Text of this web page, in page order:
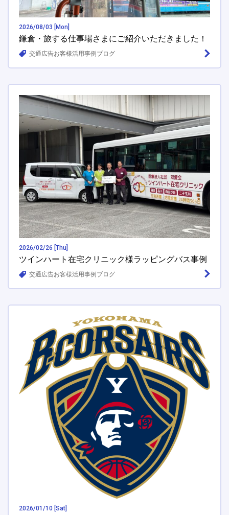
2026/08/03 [Mon]
鎌倉・旅する仕事場さまにご紹介いただきました！
交通広告お客様活用事例ブログ
2026/02/26 [Thu]
ツインハート在宅クリニック様ラッピングバス事例
交通広告お客様活用事例ブログ
2026/01/10 [Sat]